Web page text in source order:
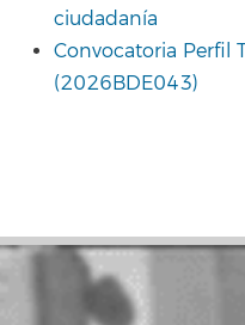
ciudadanía
Convocatoria Perfil
(2026BDE043)